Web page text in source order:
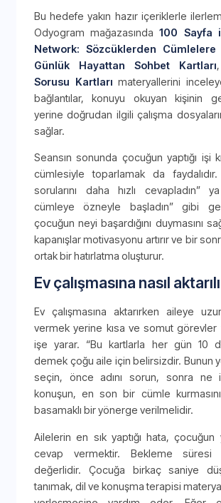
Bu hedefe yakın hazır içeriklerle
Odyogram mağazasında100 Sayfa
Network: Sözcüklerden Cümlelere
Günlük Hayattan Sohbet Kartları
Sorusu Kartları materyallerini
bağlantılar, konuyu okuyan kişinin
yerine doğrudan ilgili çalışma
sağlar.
Seansın sonunda çocuğun yaptığı işi
cümlesiyle toparlamak da
sorularını daha hızlı cevapladın”
cümleye özneyle başladın” gibi
çocuğun neyi başardığını duymasını
kapanışlar motivasyonu artırır ve bir
ortak bir hatırlatma oluşturur.
Ev çalışmasına nasıl
Ev çalışmasına aktarırken aileye
vermek yerine kısa ve somut görevler
işe yarar. “Bu kartlarla her gün 10
demek çoğu aile için belirsizdir. Bunun
seçin, önce adını sorun, sonra ne
konuşun, en son bir cümle
basamaklı bir yönerge verilmelidir.
Ailelerin en sık yaptığı hata, çocuğun
cevap vermektir. Bekleme süresi
değerlidir. Çocuğa birkaç saniye
tanımak, dil ve konuşma terapisi